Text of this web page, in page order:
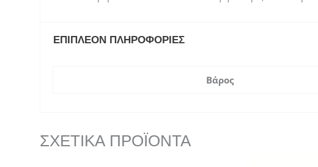
ΕΠΙΠΛΈΟΝ ΠΛΗΡΟΦΟΡΊΕΣ
Βάρος
ΣΧΕΤΙΚΆ ΠΡΟΪΌΝΤΑ